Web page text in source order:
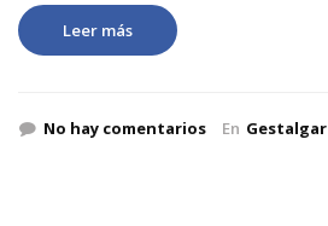
Leer más
No hay comentarios En Gestalgar